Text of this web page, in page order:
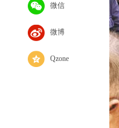
微信
微博
Qzone